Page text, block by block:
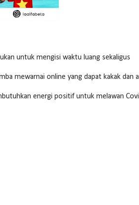
untuk mengisi waktu luang sekaligus
mewarnai online yang dapat kakak dan
energi positif untuk melawan